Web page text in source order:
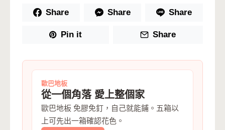
Share Share Share
Pin it Share
歐巴地板
從一個角落 愛上整個家
歐巴地板 免膠免釘，自己就能鋪。五箱以
上可先出一箱確認花色。